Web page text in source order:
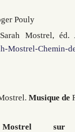
Pouly
Mostrel, éd.
Mostrel-Chemin-
Musique de
sur